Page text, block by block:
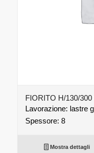
FIORITO H/130/
Lavorazione: lastre
Spessore: 8
Mostra dettagli